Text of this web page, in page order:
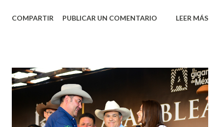
municipal, Leo Montañez dio inicio al programa
Corazón Urbano y el Municipio capital. Leo Montañez
informó que en este programa se usarán cerca de 90 mil
metros cuadrados de pintura, para dar inicio en la calle
Nieto, entre Jesús F. Elizondo y la calle 22 de Octubre, con
COMPARTIR PUBLICAR UN COMENTARIO LEER MÁS